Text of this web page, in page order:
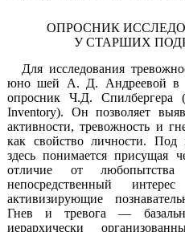
ОПРОСНИК
У СТАРШИХ
Для исследования
юно шей А. Д. Андреевой в
опросник Ч.Д.
Inventory).
Он позволяет
активности, тревожность и
как свойство личности.
Под
здесь понимается присущая
отличие от
непосредственный
активизирующие
Гнев и тревога —
иерархически